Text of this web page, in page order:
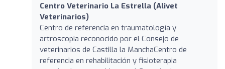
Centro Veterinario La Estrella (Alivet
Veterinarios)
Centro de referencia en traumatología y
artroscopia reconocido por el Consejo de
veterinarios de Castilla la ManchaCentro de
referencia en rehabilitación y fisioterapia